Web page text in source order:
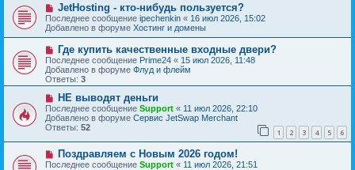
и
е
о
б
щ
е
и
е
Н
о
в
о
е
с
о
о
б
е
н
и
е
JetHosting - кто-нибудь пользуется?
Последнее сообщение ipechenkin « 16 июл 2026, 15:02
Добавлено в форуме Хостинг и домены
Н
о
в
о
е
с
о
о
б
щ
е
н
и
Где купить качественные входные двери?
Последнее сообщение Prime24 « 15 июл 2026, 11:48
Добавлено в форуме Флуд и флейм
Ответы: 3
Н
о
в
о
е
с
о
о
НЕ выводят деньги
Последнее сообщение Support « 11 июл 2026, 22:10
Добавлено в форуме Сервис JetSwap Merchant
Ответы: 52 1 2 3 4 5 6
Н
о
Поздравляем с Новым 2026 годом!
Последнее сообщение Support « 11 июл 2026, 21:51